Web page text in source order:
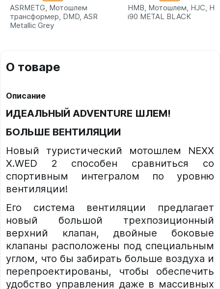
ASRMETG, Мотошлем
трансформер, DMD, ASR
Metallic Grey
HMB, Мотошлем, HJC,
i90 METAL BLACK
О товаре
Описание
ИДЕАЛЬНЫЙ ADVENTURE ШЛЕМ!
БОЛЬШЕ ВЕНТИЛЯЦИИ
Новый туристический мотошлем NEXX
X.WED 2 способен сравниться со
спортивным интегралом по уровню
вентиляции!
Его система вентиляции предлагает
новый большой трехпозиционный
верхний клапан, двойные боковые
клапаны расположены под специальным
углом, что бы забирать больше воздуха и
перепроектированы, чтобы обеспечить
удобство управления даже в массивных